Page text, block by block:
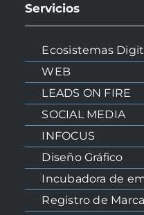
Servicios
Ecosistemas
WEB
LEADS ON FIRE
SOCIAL MEDIA
INFOCUS
Diseño Gráfico
Incubadora de
Registro de Marca